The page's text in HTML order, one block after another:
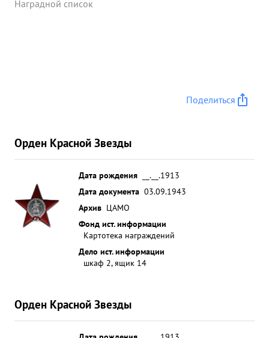
Наградной список
Поделиться
Орден Красной Звезды
Дата рождения
__.__.1913
Дата документа 03.09.1943
Архив ЦАМО
Фонд ист. информации
Картотека награждений
Дело ист. информации
шкаф 2, ящик 14
Орден Красной Звезды